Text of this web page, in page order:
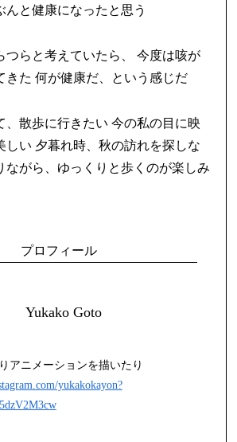
んと健康になったと思う
つらと考えていたら、 今度は咳が
きた 何が健康だ、という感じだ
、散歩に行きたい 今の私の目に映
しい 夕暮れ時、秋の訪れを探しな
ながら、ゆっくりと歩くのが楽しみ
プロフィール
Yukako Goto
アニメーションを描いたり
yukakokayon?